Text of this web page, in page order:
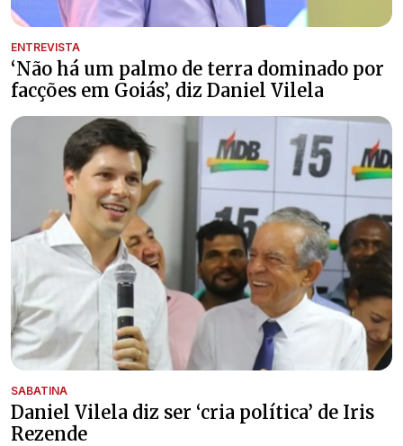
ENTREVISTA
‘Não há um palmo de terra dominado por
facções em Goiás’, diz Daniel Vilela
SABATINA
Daniel Vilela diz ser ‘cria política’ de Iris
Rezende